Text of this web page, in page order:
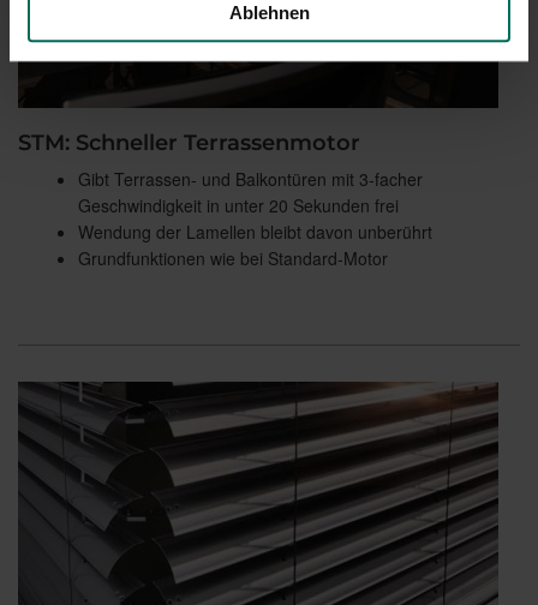
Ablehnen
STM: Schneller Terrassenmotor
Gibt Terrassen- und Balkontüren mit 3-facher
Geschwindigkeit in unter 20 Sekunden frei
Wendung der Lamellen bleibt davon unberührt
Grundfunktionen wie bei Standard-Motor